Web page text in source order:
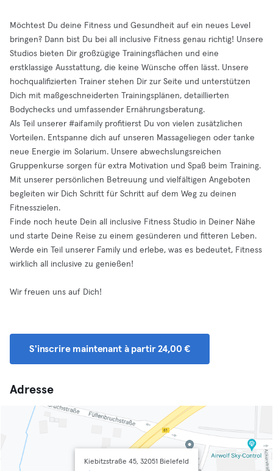
Möchtest Du deine Fitness und Gesundheit auf ein neues Level
bringen? Dann bist Du bei all inclusive Fitness genau richtig! Unsere
Studios bieten Dir großzügige Trainingsflächen und eine
erstklassige Ausstattung, die keine Wünsche offen lässt. Unsere
hochqualifizierten Trainer stehen Dir zur Seite und unterstützen
Dich mit maßgeschneiderten Trainingsplänen, detaillierten
Bodychecks und umfassender Ernährungsberatung.
Als Teil unserer #aifamily profitierst Du von vielen zusätzlichen
Vorteilen. Entspanne dich auf unseren Massageliegen oder tanke
neue Energie im Solarium. Unsere abwechslungsreichen
Gruppenkurse sorgen für extra Motivation und Spaß beim Training.
Mit unserer persönlichen Betreuung und vielfältigen Angeboten
begleiten wir Dich Schritt für Schritt auf dem Weg zu deinen
Fitnesszielen.
Finde noch heute Dein all inclusive Fitness Studio in Deiner Nähe
und starte Deine Reise zu einem gesünderen und fitteren Leben.
Werde ein Teil unserer Family und erlebe, was es bedeutet, Fitness
wirklich all inclusive zu genießen!
Wir freuen uns auf Dich!
S'inscrire maintenant à partir 24,00 €
Adresse
Kiebitzstraße 45, 32051 Bielefeld